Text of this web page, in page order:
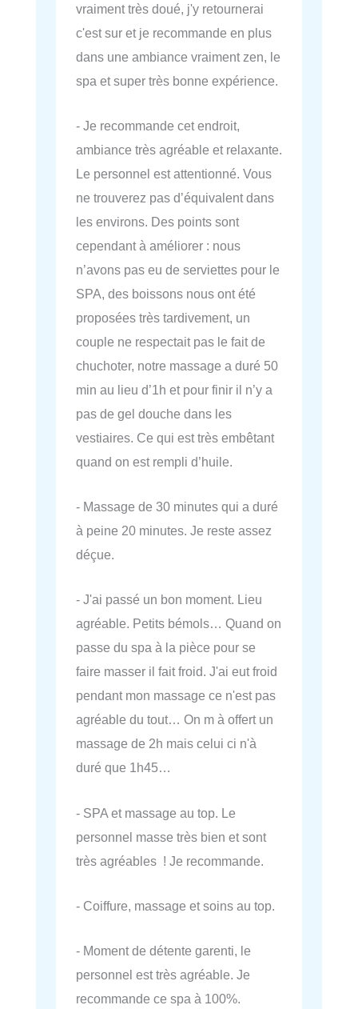
vraiment très doué, j'y retournerai
c'est sur et je recommande en plus
dans une ambiance vraiment zen, le
spa et super très bonne expérience.
- Je recommande cet endroit,
ambiance très agréable et relaxante.
Le personnel est attentionné. Vous
ne trouverez pas d’équivalent dans
les environs. Des points sont
cependant à améliorer : nous
n’avons pas eu de serviettes pour le
SPA, des boissons nous ont été
proposées très tardivement, un
couple ne respectait pas le fait de
chuchoter, notre massage a duré 50
min au lieu d’1h et pour finir il n’y a
pas de gel douche dans les
vestiaires. Ce qui est très embêtant
quand on est rempli d’huile.
- Massage de 30 minutes qui a duré
à peine 20 minutes. Je reste assez
déçue.
- J'ai passé un bon moment. Lieu
agréable. Petits bémols… Quand on
passe du spa à la pièce pour se
faire masser il fait froid. J'ai eut froid
pendant mon massage ce n'est pas
agréable du tout… On m à offert un
massage de 2h mais celui ci n'à
duré que 1h45…
- SPA et massage au top. Le
personnel masse très bien et sont
très agréables ! Je recommande.
- Coiffure, massage et soins au top.
- Moment de détente garenti, le
personnel est très agréable. Je
recommande ce spa à 100%.